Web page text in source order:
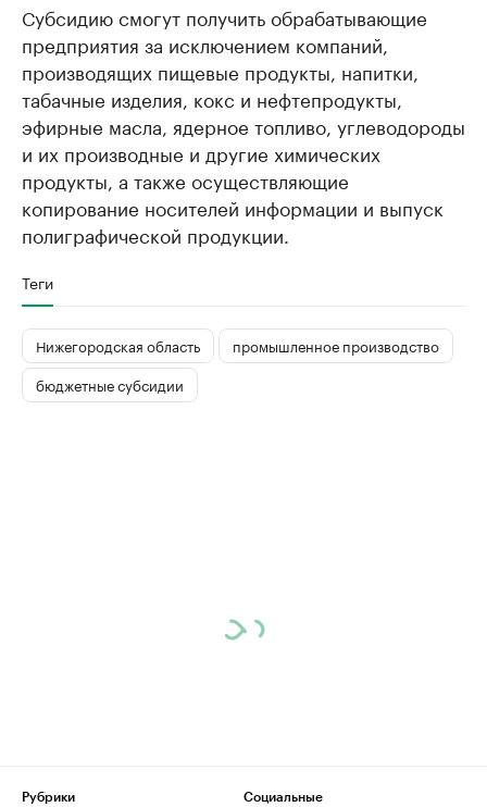
Субсидию смогут получить обрабатывающие
предприятия за исключением компаний,
производящих пищевые продукты, напитки,
табачные изделия, кокс и нефтепродукты,
эфирные масла, ядерное топливо, углеводороды
и их производные и другие химических
продукты, а также осуществляющие
копирование носителей информации и выпуск
полиграфической продукции.
Теги
Нижегородская область
промышленное производство
бюджетные субсидии
Рубрики
Социальные